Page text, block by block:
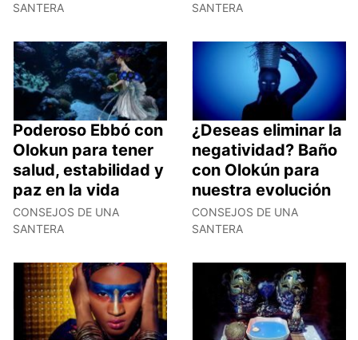
SANTERA
SANTERA
Poderoso Ebbó con
Olokun para tener
salud, estabilidad y
paz en la vida
CONSEJOS DE UNA
SANTERA
¿Deseas eliminar la
negatividad? Baño
con Olokún para
nuestra evolución
CONSEJOS DE UNA
SANTERA